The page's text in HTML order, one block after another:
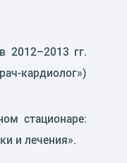
2012–2013 гг.
кардиолог»)
стационаре:
и лечения».